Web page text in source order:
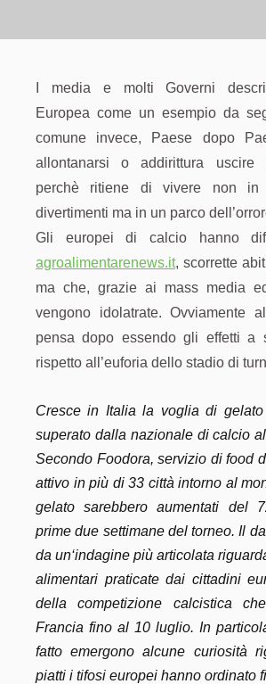
I media e molti Governi
Europea come un esempio da
comune invece, Paese dopo
allontanarsi o addirittura uscire
perchè ritiene di vivere non
divertimenti ma in un parco
Gli europei di calcio hanno
agroalimentarenews.it, scorrette
ma che, grazie ai mass media
vengono idolatrate. Ovviamente
pensa dopo essendo gli effetti a
rispetto all’euforia dello stadio di
Cresce in Italia la voglia di
superato dalla nazionale di calcio
Secondo Foodora, servizio di food
attivo in più di 33 città intorno al
gelato sarebbero aumentati del
prime due settimane del torneo. Il
da un‘indagine più articolata
alimentari praticate dai cittadini
della competizione calcistica
Francia fino al 10 luglio. In
fatto emergono alcune curiosità
piatti i tifosi europei hanno ordinato